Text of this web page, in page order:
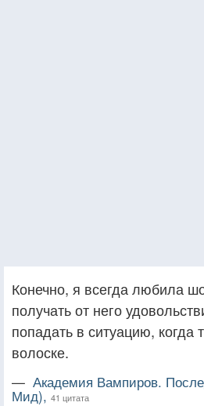
Конечно, я всегда любила
получать от него
попадать в ситуацию, когда
волоске.
— Академия Вампиров.
Мид), 41 цитата